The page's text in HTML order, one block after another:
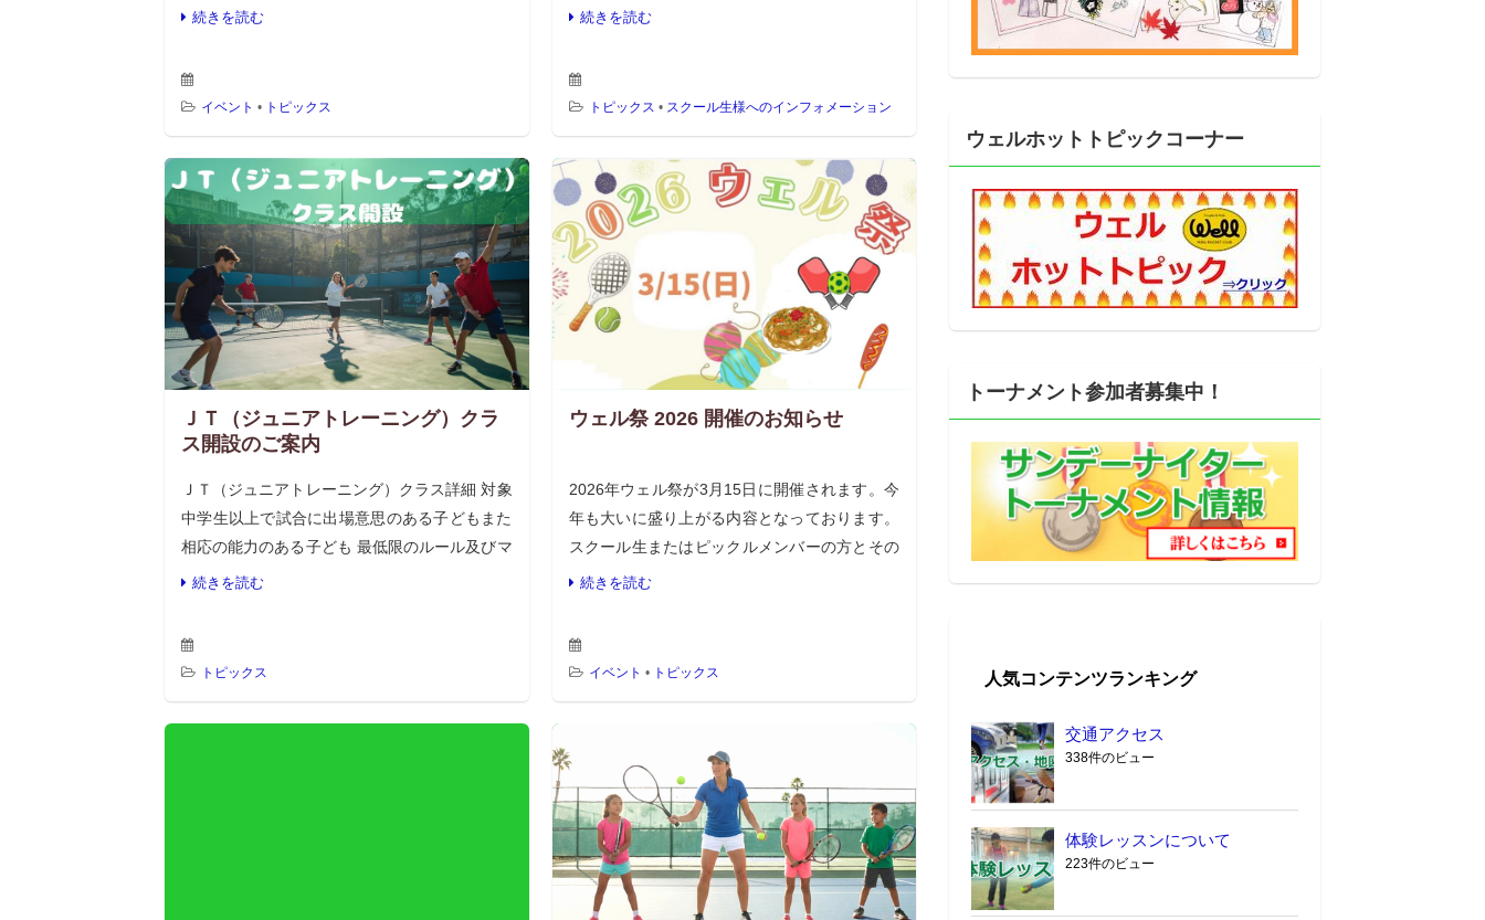
6,600円（税込み） 定員 30名（先着順） 当日
続きを読む
イベント • トピックス
後 順位決定戦 参加人数により試合方法の変更
続きを読む
トピックス • スクール生様へのインフォメーション
ＪＴ（ジュニアトレーニング）クラ
ス開設のご案内
ＪＴ（ジュニアトレーニング）クラス詳細 対象
中学生以上で試合に出場意思のある子どもまた
相応の能力のある子ども 最低限のルール及びマ
ナーを理解しているもの ジュニアヘッドコー
続きを読む
トピックス
ウェル祭 2026 開催のお知らせ
2026年ウェル祭が3月15日に開催されます。今
年も大いに盛り上がる内容となっております。
スクール生またはピックルメンバーの方とその
家族の方は、感謝祭レッスンにご参加できま
続きを読む
イベント • トピックス
ウェルホットトピックコーナー
トーナメント参加者募集中！
人気コンテンツランキング
交通アクセス
338件のビュー
体験レッスンについて
223件のビュー